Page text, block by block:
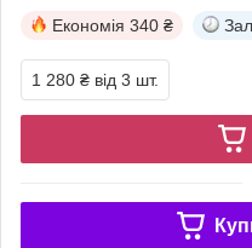
Економія 340 ₴
1 280 ₴ від 3 шт.